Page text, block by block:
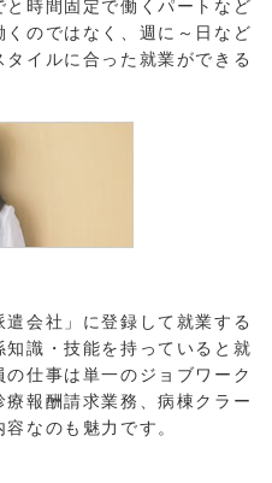
時間固定で働くパートなど
のではなく、週に～日など
イルに合った就業ができる
会社」に登録して就業する
識・技能を持っていると就
仕事は単一のジョブワーク
報酬請求業務、病棟クラー
なのも魅力です。